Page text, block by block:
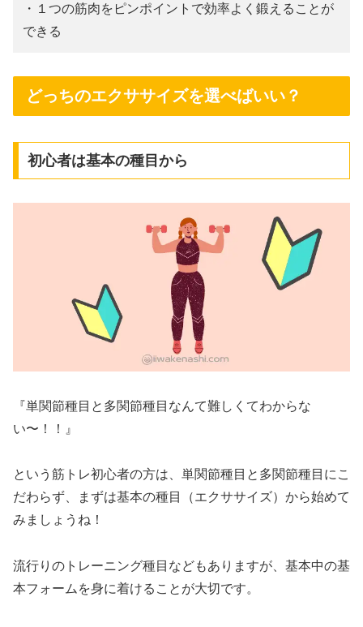
・１つの筋肉をピンポイントで効率よく鍛えることが
できる
どっちのエクササイズを選べばいい？
初心者は基本の種目から
『単関節種目と多関節種目なんて難しくてわからな
い〜！！』
という筋トレ初心者の方は、単関節種目と多関節種目にこ
だわらず、まずは基本の種目（エクササイズ）から始めて
みましょうね！
流行りのトレーニング種目などもありますが、基本中の基
本フォームを身に着けることが大切です。